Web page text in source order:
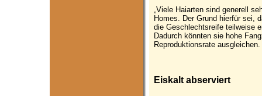
„Viele Haiarten sind generell
Homes. Der Grund hierfür sei,
die Geschlechtsreife teilweise
Dadurch könnten sie hohe
Reproduktionsrate ausgleichen.
Eiskalt abserviert